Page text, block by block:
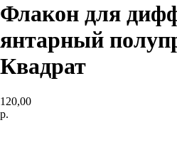
Флакон для
янтарный
Квадрат
120,00
р.